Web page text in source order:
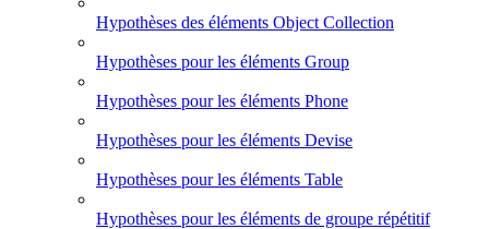
Hypothèses des éléments Object Collection
Hypothèses pour les éléments Group
Hypothèses pour les éléments Phone
Hypothèses pour les éléments Devise
Hypothèses pour les éléments Table
Hypothèses pour les éléments de groupe répétitif